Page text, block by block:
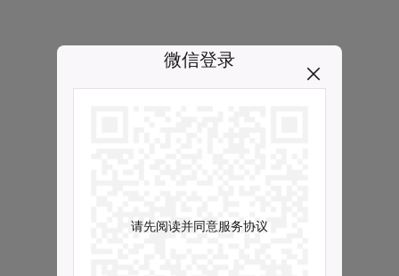
微信登录
请先阅读并同意服务协议